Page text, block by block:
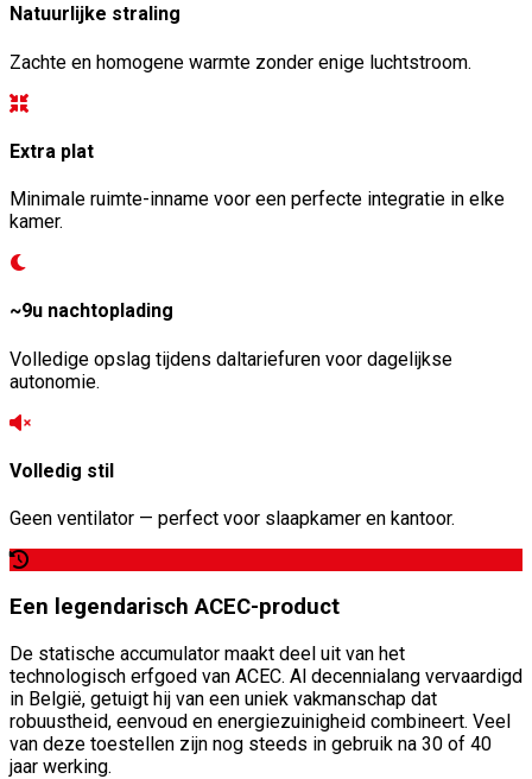
Natuurlijke straling
Zachte en homogene warmte zonder enige luchtstroom.
Extra plat
Minimale ruimte-inname voor een perfecte integratie in elke
kamer.
~9u nachtoplading
Volledige opslag tijdens daltariefuren voor dagelijkse
autonomie.
Volledig stil
Geen ventilator — perfect voor slaapkamer en kantoor.
Een legendarisch ACEC-product
De statische accumulator maakt deel uit van het
technologisch erfgoed van ACEC. Al decennialang vervaardigd
in België, getuigt hij van een uniek vakmanschap dat
robuustheid, eenvoud en energiezuinigheid combineert. Veel
van deze toestellen zijn nog steeds in gebruik na 30 of 40
jaar werking.